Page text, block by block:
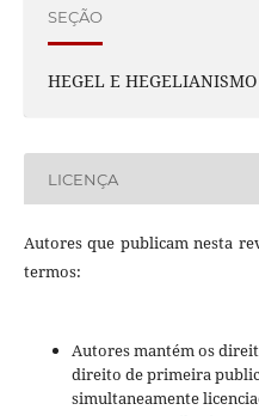
SEÇÃO
HEGEL E HEGELIANISMO
LICENÇA
Autores que publicam nesta
termos:
Autores mantém os
direito de primeira
simultaneamente